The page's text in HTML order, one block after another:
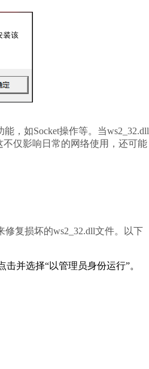
，如Socket操作等。当ws2_32.dll
仅影响日常的网络使用，还可能
修复损坏的ws2_32.dll文件。以下
并选择“以管理员身份运行”。